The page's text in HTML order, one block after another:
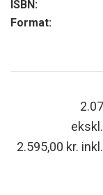
ISBN:
Format:
2.595,00 kr.